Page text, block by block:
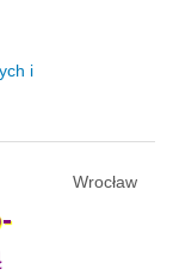
i
Wrocław